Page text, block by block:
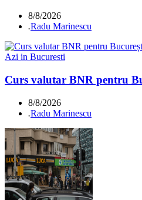
8/8/2026
.Radu Marinescu
Azi in Bucuresti
Curs valutar BNR pentru
8/8/2026
.Radu Marinescu